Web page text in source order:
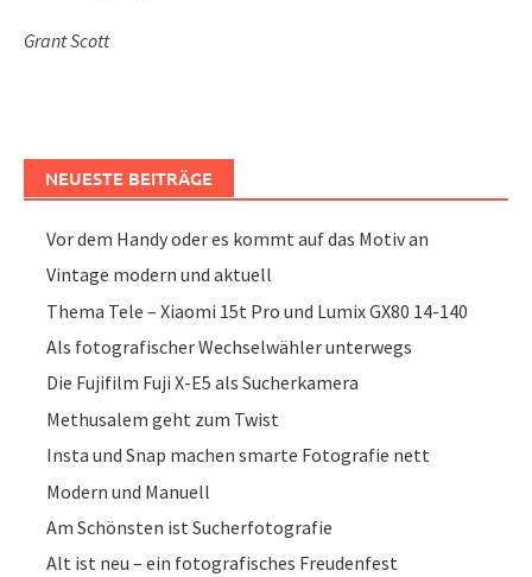
Grant Scott
NEUESTE BEITRÄGE
Vor dem Handy oder es kommt auf das Motiv an
Vintage modern und aktuell
Thema Tele – Xiaomi 15t Pro und Lumix GX80 14-140
Als fotografischer Wechselwähler unterwegs
Die Fujifilm Fuji X-E5 als Sucherkamera
Methusalem geht zum Twist
Insta und Snap machen smarte Fotografie nett
Modern und Manuell
Am Schönsten ist Sucherfotografie
Alt ist neu – ein fotografisches Freudenfest